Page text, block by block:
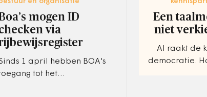
Boa’s mogen ID
via
1 april hebben BOA's
tot het
Een
niet
AI raakt de
democratie.